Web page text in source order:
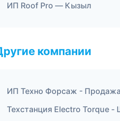
ИП Roof Pro — Кызыл
компании
ИП Техно Форсаж -
Техстанция Electro Torque